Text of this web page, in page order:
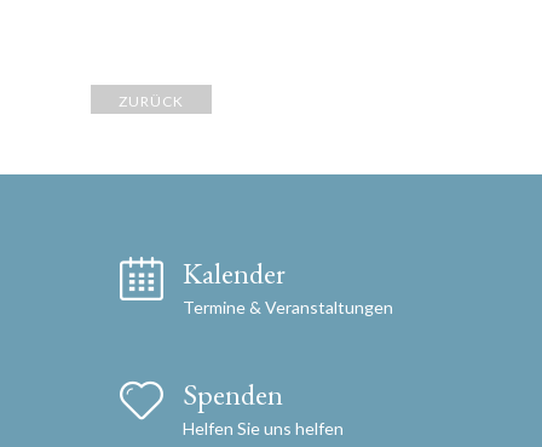
ZURÜCK
Kalender
Termine & Veranstaltungen
Spenden
Helfen Sie uns helfen